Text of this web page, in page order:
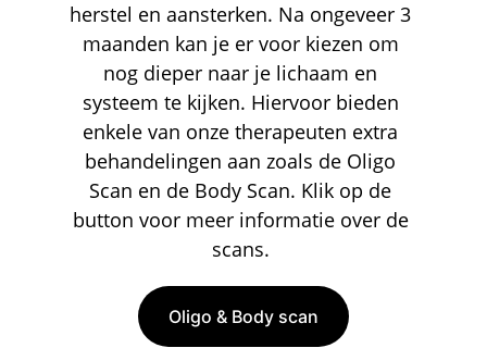
herstel en aansterken. Na ongeveer 3
maanden kan je er voor kiezen om
nog dieper naar je lichaam en
systeem te kijken. Hiervoor bieden
enkele van onze therapeuten extra
behandelingen aan zoals de Oligo
Scan en de Body Scan. Klik op de
button voor meer informatie over de
scans.
Oligo & Body scan